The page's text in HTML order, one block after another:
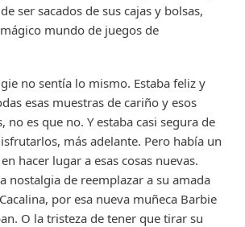
ser sacados de sus cajas y bolsas,
mundo de juegos de
no sentía lo mismo. Estaba feliz y
esas muestras de cariño y esos
no es que no. Y estaba casi segura de
más adelante. Pero había un
hacer lugar a esas cosas nuevas.
nostalgia de reemplazar a su amada
por esa nueva muñeca Barbie
O la tristeza de tener que tirar su